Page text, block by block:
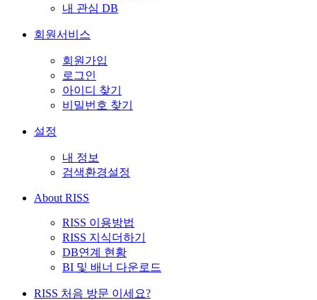
내 관심 DB
회원서비스
회원가입
로그인
아이디 찾기
비밀번호 찾기
설정
내 정보
검색환경설정
About RISS
RISS 이용방법
RISS 지식더하기
DB연계 현황
BI 및 배너 다운로드
RISS 처음 방문 이세요?